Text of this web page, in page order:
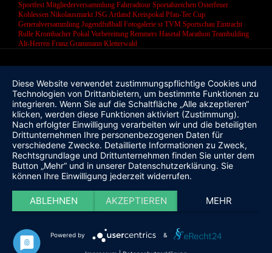
Sportfest Mitgliederversammlung Fahrradtour Sportabzeichen Osterfeuer
Kohlessen Nikolausmarkt JSG Artland Kreispokal Pfau-Tec Cup
Generalversammlung Jugendfußball Fotogalerie st TVM Sportschau Eintracht
Rulle Krombacher Pokal Vorbereitung Remmers Hasetal Marathon Teambulding
Alt-Herren Franz Grammann Kletterwald
Diese Website verwendet zustimmungspflichtige Cookies und
Technologien von Drittanbietern, um bestimmte Funktionen zu
integrieren. Wenn Sie auf die Schaltfläche „Alle akzeptieren“
klicken, werden diese Funktionen aktiviert (Zustimmung).
Nach erfolgter Einwilligung verarbeiten wir und die beteiligten
Drittunternehmen Ihre personenbezogenen Daten für
verschiedene Zwecke. Detaillierte Informationen zu Zweck,
Rechtsgrundlage und Drittunternehmen finden Sie unter dem
Button „Mehr“ und in unserer Datenschutzerklärung. Sie
können Ihre Einwilligung jederzeit widerrufen.
ABLEHNEN AKZEPTIEREN MEHR
Powered by &